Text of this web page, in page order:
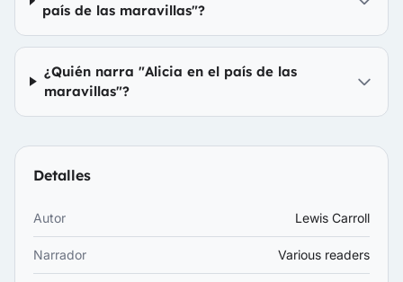
país de las maravillas"?
¿Quién narra "Alicia en el país de las
maravillas"?
Detalles
Autor Lewis Carroll
Narrador Various readers